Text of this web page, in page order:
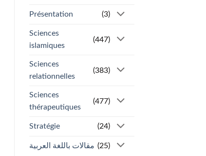
Présentation (3)
Sciences
islamiques
(447)
Sciences
relationnelles
(383)
Sciences
thérapeutiques
(477)
Stratégie (24)
مقالات باللغة العربية (25)